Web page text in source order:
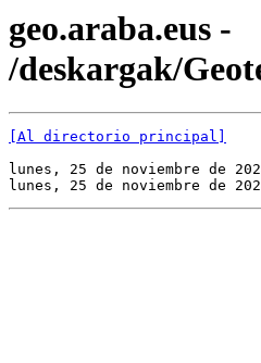
geo.araba.eus -
/deskargak/
[Al directorio principal]
lunes, 25 de noviembre
lunes, 25 de noviembre de